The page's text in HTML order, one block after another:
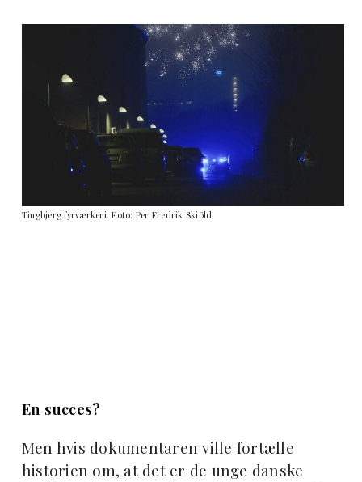
Tingbjerg fyrværkeri. Foto: Per Fredrik Skiöld
En succes?
Men hvis dokumentaren ville fortælle
historien om, at det er de unge danske